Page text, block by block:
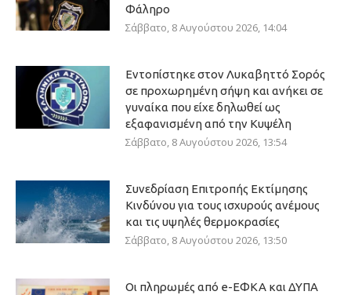
Φάληρο
Σάββατο, 8 Αυγούστου 2026, 14:04
Εντοπίστηκε στον Λυκαβηττό Σορός
σε προχωρημένη σήψη και ανήκει σε
γυναίκα που είχε δηλωθεί ως
εξαφανισμένη από την Κυψέλη
Σάββατο, 8 Αυγούστου 2026, 13:54
Συνεδρίαση Επιτροπής Εκτίμησης
Κινδύνου για τους ισχυρούς ανέμους
και τις υψηλές θερμοκρασίες
Σάββατο, 8 Αυγούστου 2026, 13:50
Οι πληρωμές από e-ΕΦΚΑ και ΔΥΠΑ